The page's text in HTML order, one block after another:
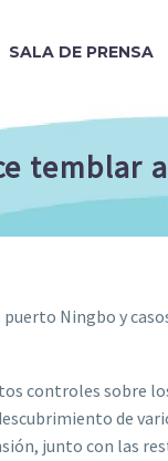
SALA DE PRENSA
temblar
Ningbo y casos
controles sobre
de
junto con las